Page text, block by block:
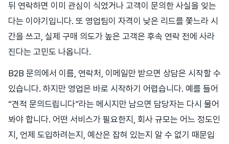
뒤 연락하면 이미 관심이 식었거나 고객이 문의한 사실을 잊는
다는 이야기입니다. 또 영업팀이 자격이 낮은 리드를 쫓느라 시
간을 쓰고, 실제 구매 의도가 높은 고객은 후속 연락 전에 사라
진다는 고민도 나옵니다.
B2B 문의에서 이름, 연락처, 이메일만 받으면 상담은 시작할 수
있습니다. 하지만 영업은 바로 시작하기 어렵습니다. 예를 들어
“견적 문의드립니다”라는 메시지만 남으면 담당자는 다시 물어
봐야 합니다. 어떤 서비스가 필요한지, 회사 규모는 어느 정도인
지, 언제 도입하려는지, 예산은 잡혀 있는지 알 수 없기 때문입